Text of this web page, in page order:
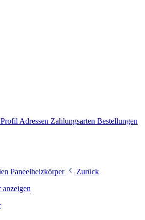
Adressen Zahlungsarten Bestellungen
Paneelheizkörper
Zurück
anzeigen